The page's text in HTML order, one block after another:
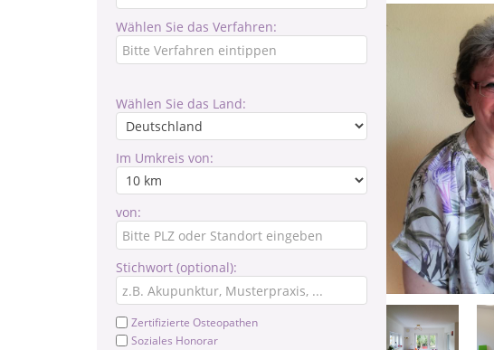
Wählen Sie das Verfahren:
Wählen Sie das Land:
Im Umkreis von:
von:
Stichwort (optional):
Zertifizierte Osteopathen
Soziales Honorar